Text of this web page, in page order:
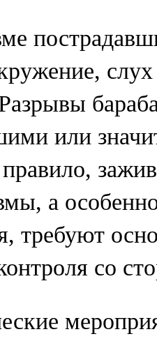
или
а
требуют
со